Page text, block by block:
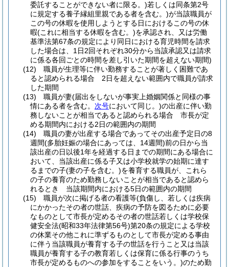
委託することができない者に限る。)若しくは同条第2号
に規定する養子縁組里親である者を含む。)が当該職員が
この号の休暇を使用しようとする日におけるこの号の休
暇(これに相当する休暇を含む。)を承認され、又は労働
基準法第67条の規定により同日における育児時間を請求
した場合は、1日2回それぞれ30分から当該承認又は請求
に係る各回ごとの時間を差し引いた期間を超えない期間)
(12)
職員が生理等に伴い勤務することが著しく困難であ
ると認められる場合 2日を超えない範囲内で職員が請求
した期間
(13)
職員が妻(届出をしないが事実上婚姻関係と同様の事
情にある者を含む。 次号において同じ。)の出産に伴い勤
務しないことが相当であると認められる場合 市長が定
める期間内における2日の範囲内の期間
(14)
職員の妻が出産する場合であってその出産予定日の8
週間(多胎妊娠の場合にあっては、14週間)前の日から当
該出産の日以後1年を経過する日までの期間にある場合に
おいて、当該出産に係る子又は小学校就学の始期に達す
るまでの子(妻の子を含む。)を養育する職員が、これら
の子の養育のため勤務しないことが相当であると認めら
れるとき 当該期間内における5日の範囲内の期間
(15)
職員が次に掲げる者の看護等(負傷し、若しくは疾病
にかかったその者の世話、疾病の予防を図るために必要
なものとして市長が定めるその者の世話若しくは学校保
健安全法(昭和33年法律第56号)第20条の規定による学校
の休業その他これに準ずるものとして市長が定める事由
に伴う当該職員が養育する子の世話を行うこと又は当該
職員が養育する子の教育若しくは保育に係る行事のうち
市長が定めるものへの参加をすることをいう。)のため勤